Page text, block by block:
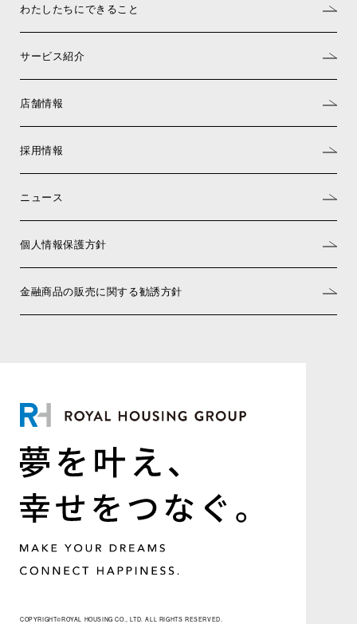
わたしたちにできること
サービス紹介
店舗情報
採用情報
ニュース
個人情報保護方針
金融商品の販売に関する勧誘方針
COPYRIGHT©ROYAL HOUSING CO., LTD. ALL RIGHTS RESERVED.